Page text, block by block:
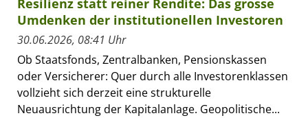
Umdenken der institutionellen Investoren
30.06.2026, 08:41 Uhr
Ob Staatsfonds, Zentralbanken, Pensionskassen
oder Versicherer: Quer durch alle Investorenklassen
vollzieht sich derzeit eine strukturelle
Neuausrichtung der Kapitalanlage. Geopolitische...